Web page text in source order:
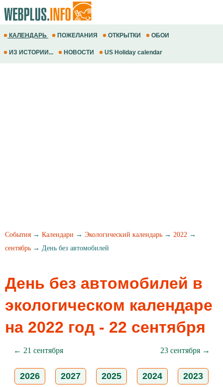
КАЛЕНДАРЬ ПОЖЕЛАНИЯ ОТКРЫТКИ ОБОИ
ИЗ ИСТОРИИ... НОВОСТИ US Holiday calendar
События → Календари → Экологический календарь → 2022 →
сентябрь → День без автомобилей
День без автомобилей в
экологическом календаре
на 2022 год - 22 сентября
← 21 сентября 23 сентября →
2026 2027 2025 2024 2023